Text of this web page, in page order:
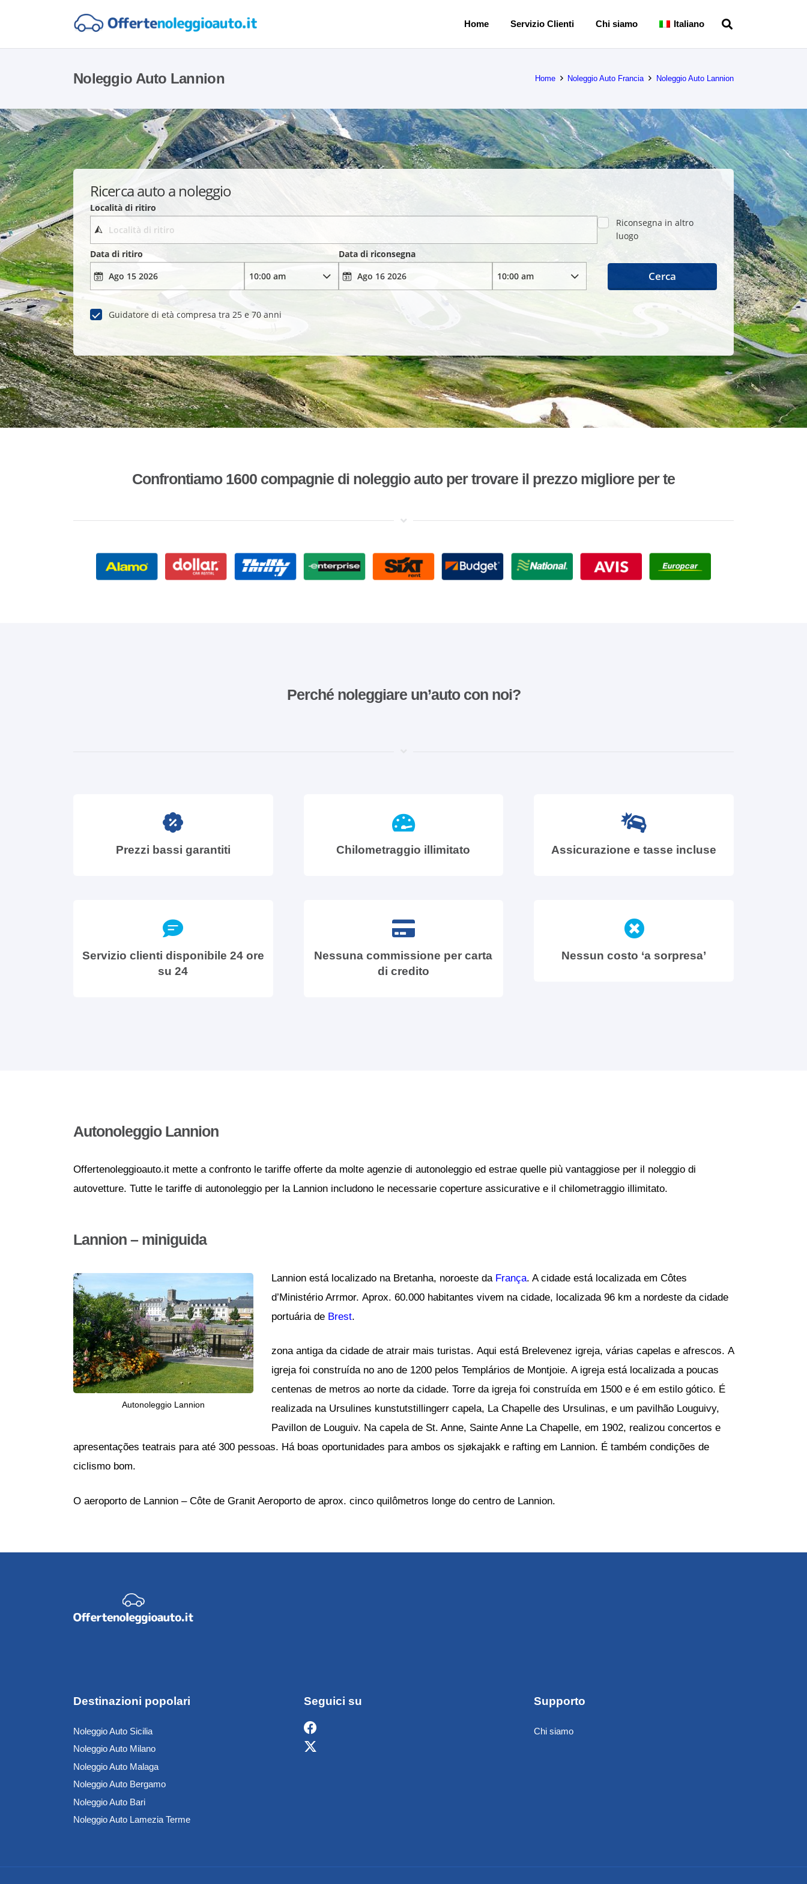
Home Servizio Clienti Chi siamo Italiano
Noleggio Auto Lannion Home Noleggio Auto Francia Noleggio Auto Lannion
Ricerca auto a noleggio
Località di ritiro
Riconsegna in altro
luogo
Data di ritiro
Data di riconsegna
Guidatore di età compresa tra 25 e 70 anni
Cerca
Confrontiamo 1600 compagnie di noleggio auto per trovare il prezzo migliore per te
Perché noleggiare un’auto con noi?
Prezzi bassi garantiti Chilometraggio illimitato Assicurazione e tasse incluse
Servizio clienti disponibile 24 ore
su 24
Nessuna commissione per carta
di credito
Nessun costo ‘a sorpresa’
Autonoleggio Lannion
Offertenoleggioauto.it mette a confronto le tariffe offerte da molte agenzie di autonoleggio ed estrae quelle più vantaggiose per il noleggio di
autovetture. Tutte le tariffe di autonoleggio per la Lannion includono le necessarie coperture assicurative e il chilometraggio illimitato.
Lannion – miniguida
Autonoleggio Lannion
Lannion está localizado na Bretanha, noroeste da França. A cidade está localizada em Côtes
d’Ministério Arrmor. Aprox. 60.000 habitantes vivem na cidade, localizada 96 km a nordeste da cidade
portuária de Brest.
zona antiga da cidade de atrair mais turistas. Aqui está Brelevenez igreja, várias capelas e afrescos. A
igreja foi construída no ano de 1200 pelos Templários de Montjoie. A igreja está localizada a poucas
centenas de metros ao norte da cidade. Torre da igreja foi construída em 1500 e é em estilo gótico. É
realizada na Ursulines kunstutstillingerr capela, La Chapelle des Ursulinas, e um pavilhão Louguivy,
Pavillon de Louguiv. Na capela de St. Anne, Sainte Anne La Chapelle, em 1902, realizou concertos e
apresentações teatrais para até 300 pessoas. Há boas oportunidades para ambos os sjøkajakk e rafting em Lannion. É também condições de
ciclismo bom.
O aeroporto de Lannion – Côte de Granit Aeroporto de aprox. cinco quilômetros longe do centro de Lannion.
Destinazioni popolari
Noleggio Auto Sicilia
Noleggio Auto Milano
Noleggio Auto Malaga
Noleggio Auto Bergamo
Noleggio Auto Bari
Noleggio Auto Lamezia Terme
Seguici su Supporto
Chi siamo